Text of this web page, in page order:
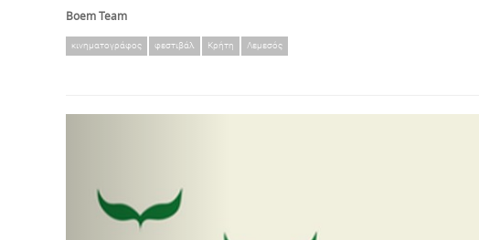
Boem Team
κινηματογράφος φεστιβάλ Κρήτη Λεμεσός